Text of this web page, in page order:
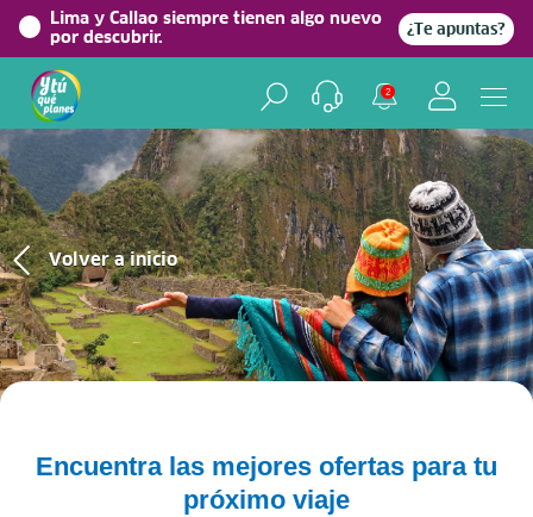
Lima y Callao siempre tienen algo nuevo
por descubrir.
¿Te apuntas?
2
Volver a inicio
Encuentra las mejores ofertas para tu
próximo viaje